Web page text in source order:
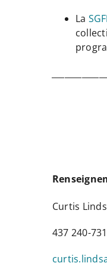
La
Curtis
437 240-